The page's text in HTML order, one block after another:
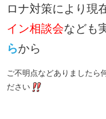
ロナ対策により現
イン相談会なども
らから
ご不明点などありましたら
ださい